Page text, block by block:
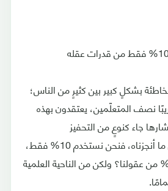
بشكلٍ كبير بين كثيرٍ من الناس؛
نصف المتعلّمين، يعتقدون بهذه
جاء كنوعٍ من التحفيز
للمستمعين، فرغم كل ما أنجزناه، فنحن نستخدم 10% فقط،
لو استخدمنا 100% من عقولنا؟ ولكن من الناحية العلمية